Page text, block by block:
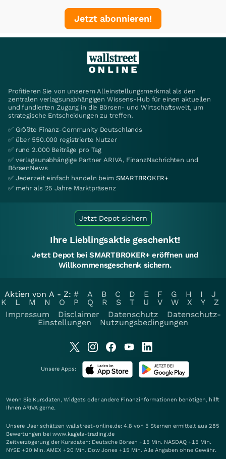
Jetzt abonnieren!
Profitieren Sie von unserem Alleinstellungsmerkmal als den
zentralen verlagsunabhängigen Wissens-Hub für einen aktuellen
und fundierten Zugang in die Börsen- und Wirtschaftswelt, um
strategische Entscheidungen zu treffen.
✅ Größte Finanz-Community Deutschlands
✅ über 550.000 registrierte Nutzer
✅ rund 2.000 Beiträge pro Tag
✅ verlagsunabhängige Partner ARIVA, FinanzNachrichten und
BörsenNews
✅ Jederzeit einfach handeln beim SMARTBROKER+
✅ mehr als 25 Jahre Marktpräsenz
Jetzt Depot sichern
Ihre Lieblingsaktie geschenkt!
Jetzt Depot bei SMARTBROKER+ eröffnen und
Willkommensgeschenk sichern.
Aktien von A - Z: # A B C D E F G H I
J
K
L M N O P Q R S T U V W X Y
Z
Impressum
Disclaimer Datenschutz
Datenschutz-
Einstellungen
Nutzungsbedingungen
Unsere Apps:
Wenn Sie Kursdaten, Widgets oder andere Finanzinformationen benötigen, hilft
Ihnen ARIVA gerne.
Unsere User schätzen wallstreet-online.de: 4.8 von 5 Sternen ermittelt aus 285
Bewertungen bei www.kagels-trading.de
Zeitverzögerung der Kursdaten: Deutsche Börsen +15 Min. NASDAQ +15 Min.
NYSE +20 Min. AMEX +20 Min. Dow Jones +15 Min. Alle Angaben ohne Gewähr.